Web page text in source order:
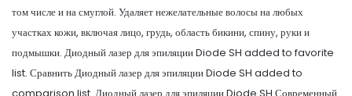
том числе и на смуглой. Удаляет нежелательные волосы на любых
участках кожи, включая лицо, грудь, область бикини, спину, руки и
подмышки. Диодный лазер для эпиляции Diode SH added to favorite
list. Сравнить Диодный лазер для эпиляции Diode SH added to